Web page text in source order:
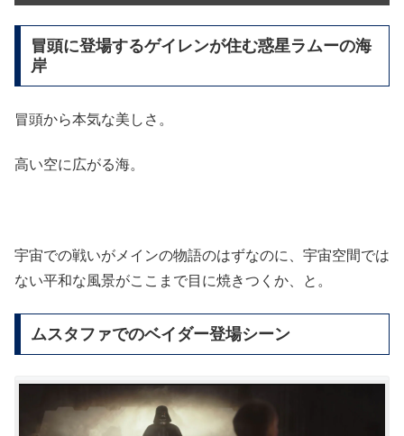
冒頭に登場するゲイレンが住む惑星ラムーの海
岸
冒頭から本気な美しさ。
高い空に広がる海。
宇宙での戦いがメインの物語のはずなのに、宇宙空間では
ない平和な風景がここまで目に焼きつくか、と。
ムスタファでのベイダー登場シーン